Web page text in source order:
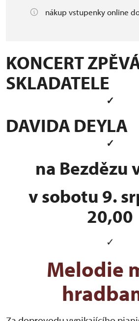
nákup vstupenky online
KONCERT
SKLADATELE
✓
DAVIDA DEYLA
✓
na Bezdězu
v sobotu 9.
20,00
✓
Melodie